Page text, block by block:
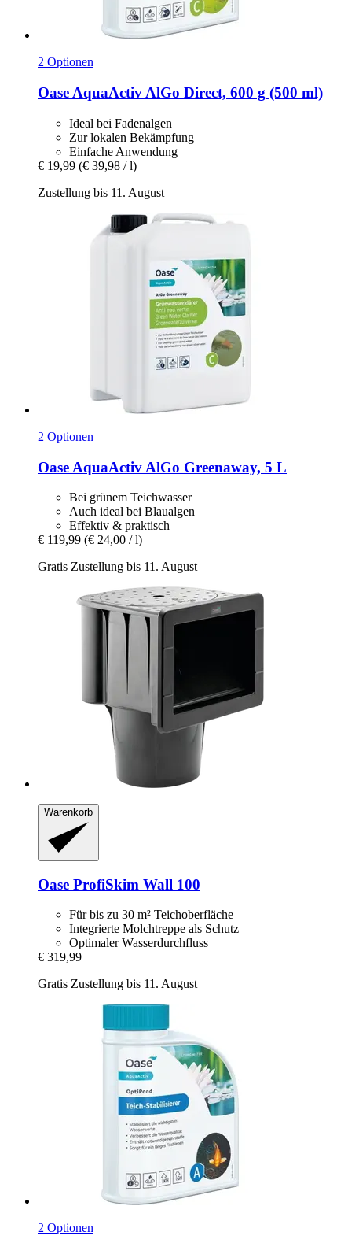
2 Optionen
Oase AquaActiv AlGo Direct, 600 g (500 ml)
Ideal bei Fadenalgen
Zur lokalen Bekämpfung
Einfache Anwendung
€ 19,99 (€ 39,98 / l)
Zustellung bis 11. August
2 Optionen
Oase AquaActiv AlGo Greenaway, 5 L
Bei grünem Teichwasser
Auch ideal bei Blaualgen
Effektiv & praktisch
€ 119,99 (€ 24,00 / l)
Gratis Zustellung bis 11. August
Warenkorb
Oase ProfiSkim Wall 100
Für bis zu 30 m² Teichoberfläche
Integrierte Molchtreppe als Schutz
Optimaler Wasserdurchfluss
€ 319,99
Gratis Zustellung bis 11. August
2 Optionen